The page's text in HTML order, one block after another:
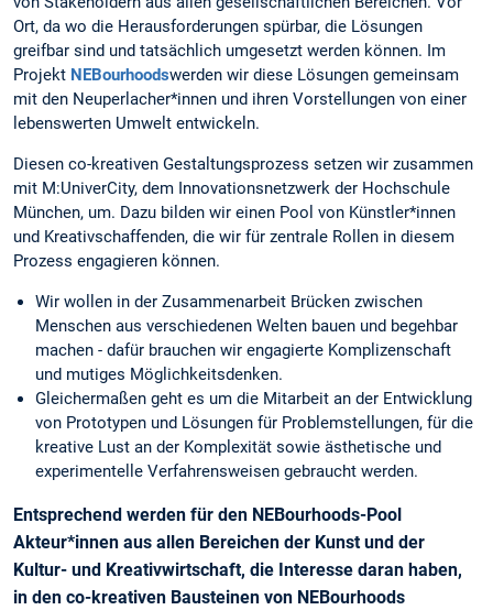
Ort, da wo die Herausforderungen spürbar, die Lösungen
greifbar sind und tatsächlich umgesetzt werden können. Im
Projekt NEBourhoodswerden wir diese Lösungen gemeinsam
mit den Neuperlacher*innen und ihren Vorstellungen von einer
lebenswerten Umwelt entwickeln.
Diesen co-kreativen Gestaltungsprozess setzen wir zusammen
mit M:UniverCity, dem Innovationsnetzwerk der Hochschule
München, um. Dazu bilden wir einen Pool von Künstler*innen
und Kreativschaffenden, die wir für zentrale Rollen in diesem
Prozess engagieren können.
Wir wollen in der Zusammenarbeit Brücken zwischen
Menschen aus verschiedenen Welten bauen und begehbar
machen - dafür brauchen wir engagierte Komplizenschaft
und mutiges Möglichkeitsdenken.
Gleichermaßen geht es um die Mitarbeit an der Entwicklung
von Prototypen und Lösungen für Problemstellungen, für die
kreative Lust an der Komplexität sowie ästhetische und
experimentelle Verfahrensweisen gebraucht werden.
Entsprechend werden für den NEBourhoods-Pool
Akteur*innen aus allen Bereichen der Kunst und der
Kultur- und Kreativwirtschaft, die Interesse daran haben,
in den co-kreativen Bausteinen von NEBourhoods